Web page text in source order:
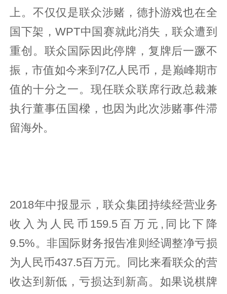
上。不仅仅是联众涉赌，德扑游戏也在全
国下架，WPT中国赛就此消失，联众遭到
重创。联众国际因此停牌，复牌后一蹶不
振，市值如今来到7亿人民币，是巅峰期市
值的十分之一。现任联众联席行政总裁兼
执行董事伍国樑，也因为此次涉赌事件滞
留海外。
2018年中报显示，联众集团持续经营业务
收入为人民币159.5百万元,同比下降
9.5%。非国际财务报告准则经调整净亏损
为人民币437.5百万元。同比来看联众的营
收达到新低，亏损达到新高。如果说棋牌